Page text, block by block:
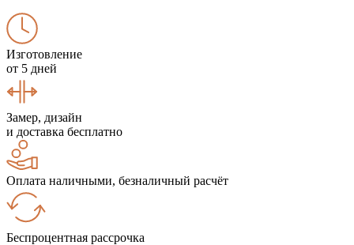
Изготовление
от 5 дней
Замер, дизайн
и доставка бесплатно
Оплата наличными, безналичный расчёт
Беспроцентная рассрочка